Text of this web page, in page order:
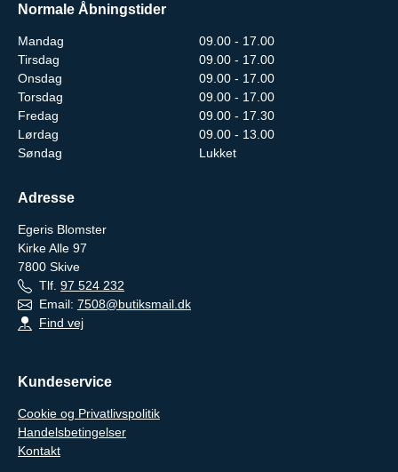
Normale Åbningstider
Mandag
09.00 - 17.00
Tirsdag
09.00 - 17.00
Onsdag
09.00 - 17.00
Torsdag
09.00 - 17.00
Fredag
09.00 - 17.30
Lørdag
09.00 - 13.00
Søndag
Lukket
Adresse
Egeris Blomster
Kirke Alle 97
7800 Skive
Tlf. 97 524 232
Email: 7508@butiksmail.dk
Find vej
Kundeservice
Cookie og Privatlivspolitik
Handelsbetingelser
Kontakt